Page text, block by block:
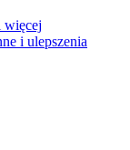
i ulepszenia